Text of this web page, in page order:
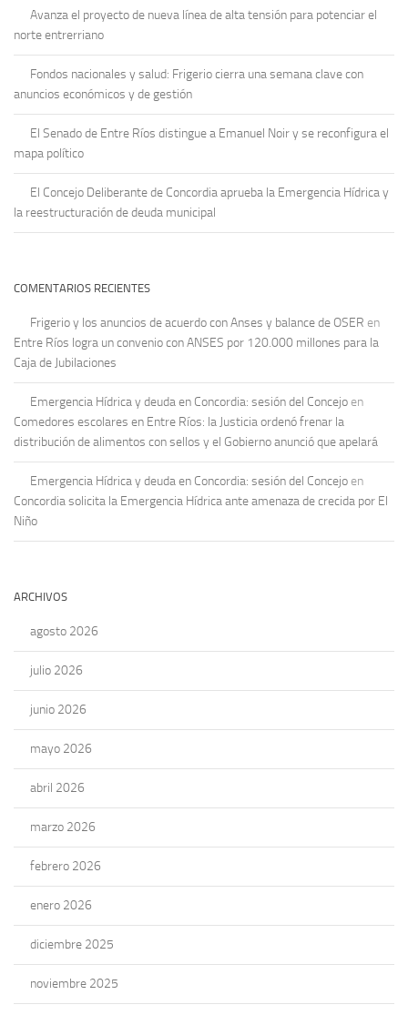
Avanza el proyecto de nueva línea de alta tensión para potenciar el
norte entrerriano
Fondos nacionales y salud: Frigerio cierra una semana clave con
anuncios económicos y de gestión
El Senado de Entre Ríos distingue a Emanuel Noir y se reconfigura el
mapa político
El Concejo Deliberante de Concordia aprueba la Emergencia Hídrica y
la reestructuración de deuda municipal
COMENTARIOS RECIENTES
Frigerio y los anuncios de acuerdo con Anses y balance de OSER en
Entre Ríos logra un convenio con ANSES por 120.000 millones para la
Caja de Jubilaciones
Emergencia Hídrica y deuda en Concordia: sesión del Concejo en
Comedores escolares en Entre Ríos: la Justicia ordenó frenar la
distribución de alimentos con sellos y el Gobierno anunció que apelará
Emergencia Hídrica y deuda en Concordia: sesión del Concejo en
Concordia solicita la Emergencia Hídrica ante amenaza de crecida por El
Niño
ARCHIVOS
agosto 2026
julio 2026
junio 2026
mayo 2026
abril 2026
marzo 2026
febrero 2026
enero 2026
diciembre 2025
noviembre 2025